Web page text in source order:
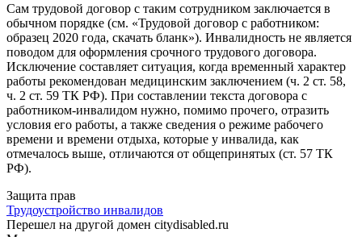
Сам трудовой договор с таким сотрудником заключается в
обычном порядке (см. «Трудовой договор с работником:
образец 2020 года, скачать бланк»). Инвалидность не является
поводом для оформления срочного трудового договора.
Исключение составляет ситуация, когда временный характер
работы рекомендован медицинским заключением (ч. 2 ст. 58,
ч. 2 ст. 59 ТК РФ). При составлении текста договора с
работником-инвалидом нужно, помимо прочего, отразить
условия его работы, а также сведения о режиме рабочего
времени и времени отдыха, которые у инвалида, как
отмечалось выше, отличаются от общепринятых (ст. 57 ТК
РФ).
Защита прав
Трудоустройство инвалидов
Перешел на другой домен citydisabled.ru